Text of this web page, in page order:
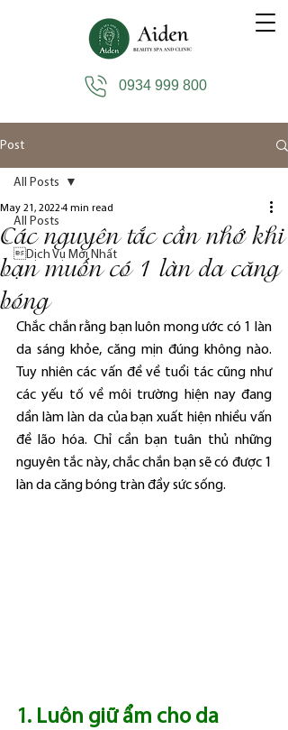
0934 999 800
Post
All Posts
Dịch Vụ Mới Nhất
All Posts
Các nguyên tắc cần nhớ khi
bạn muốn có 1 làn da căng
bóng
May 21, 20224 min read
Chắc chắn rằng bạn luôn mong ước có 1 làn
da sáng khỏe, căng mịn đúng không nào.
Tuy nhiên các vấn đề về tuổi tác cũng như
các yếu tố về môi trường hiện nay đang
dần làm làn da của bạn xuất hiện nhiều vấn
đề lão hóa. Chỉ cần bạn tuân thủ những
nguyên tắc này, chắc chắn bạn sẽ có được 1
làn da căng bóng tràn đầy sức sống.
1. Luôn giữ ẩm cho da